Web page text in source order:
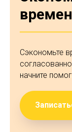
Сэкономьте
начните